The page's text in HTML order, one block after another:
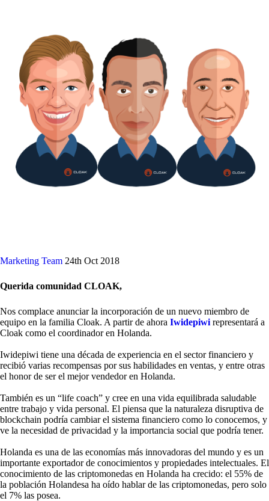
Marketing Team 24th Oct 2018
Querida comunidad CLOAK,
Nos complace anunciar la incorporación de un nuevo miembro de
equipo en la familia Cloak. A partir de ahora Iwidepiwi representará a
Cloak como el coordinador en Holanda.
Iwidepiwi tiene una década de experiencia en el sector financiero y
recibió varias recompensas por sus habilidades en ventas, y entre otras
el honor de ser el mejor vendedor en Holanda.
También es un “life coach” y cree en una vida equilibrada saludable
entre trabajo y vida personal. El piensa que la naturaleza disruptiva de
blockchain podría cambiar el sistema financiero como lo conocemos, y
ve la necesidad de privacidad y la importancia social que podría tener.
Holanda es una de las economías más innovadoras del mundo y es un
importante exportador de conocimientos y propiedades intelectuales. El
conocimiento de las criptomonedas en Holanda ha crecido: el 55% de
la población Holandesa ha oído hablar de las criptomonedas, pero solo
el 7% las posea.